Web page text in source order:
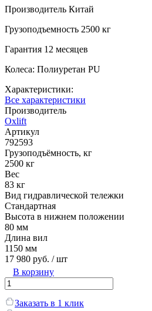
Производитель Китай
Грузоподъемность 2500 кг
Гарантия 12 месяцев
Колеса: Полиуретан PU
Характеристики:
Все характеристики
Производитель
Oxlift
Артикул
792593
Грузоподъёмность, кг
2500 кг
Вес
83 кг
Вид гидравлической тележки
Стандартная
Высота в нижнем положении
80 мм
Длина вил
1150 мм
17 980 руб. / шт
В корзину
Заказать в 1 клик